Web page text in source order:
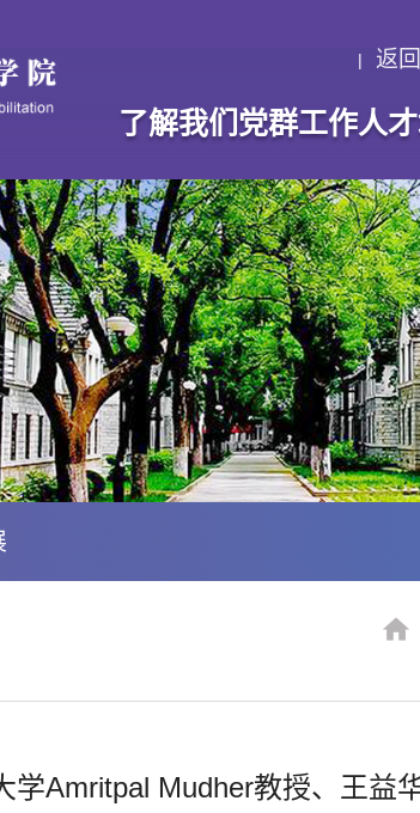
返
了解我们 党群工作人
学Amritpal Mudher教授、王益